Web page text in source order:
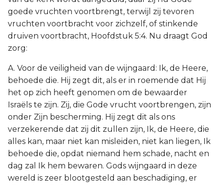
goede vruchten voortbrengt, terwijl zij tevoren
vruchten voortbracht voor zichzelf, of stinkende
druiven voortbracht, Hoofdstuk 5:4. Nu draagt God
zorg:
A. Voor de veiligheid van de wijngaard: Ik, de Heere,
behoede die. Hij zegt dit, als er in roemende dat Hij
het op zich heeft genomen om de bewaarder
Israëls te zijn. Zij, die Gode vrucht voortbrengen, zijn
onder Zijn bescherming. Hij zegt dit als ons
verzekerende dat zij dit zullen zijn, Ik, de Heere, die
alles kan, maar niet kan misleiden, niet kan liegen, Ik
behoede die, opdat niemand hem schade, nacht en
dag zal Ik hem bewaren. Gods wijngaard in deze
wereld is zeer blootgesteld aan beschadiging, er